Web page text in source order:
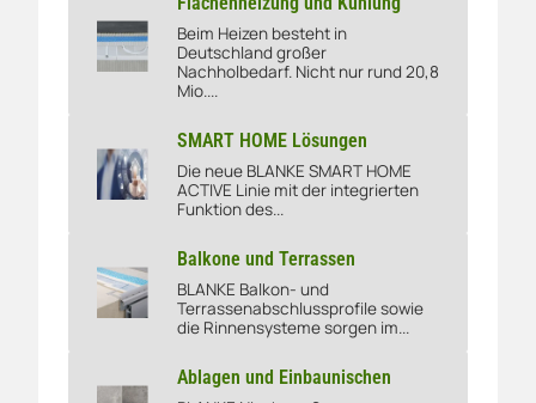
Flächenheizung und Kühlung
Beim Heizen besteht in
Deutschland großer
Nachholbedarf. Nicht nur rund 20,8
Mio....
SMART HOME Lösungen
SMART HOME Lösungen
Die neue BLANKE SMART HOME
ACTIVE Linie mit der integrierten
Funktion des...
Balkone und Terrassen
Balkone und Terrassen
BLANKE Balkon- und
Terrassenabschlussprofile sowie
die Rinnensysteme sorgen im...
Ablagen und Einbaunischen